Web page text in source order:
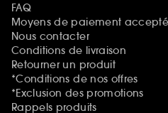
FAQ
Moyens de paiement
Nous contacter
Conditions de livraison
Retourner un produit
*Conditions de nos offres
*Exclusion des promotions
Rappels produits